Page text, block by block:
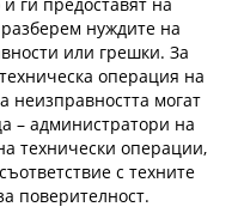
нуждите на
или грешки. За
операция на
неизправността могат
– администратори на
технически операции,
с техните
поверителност.